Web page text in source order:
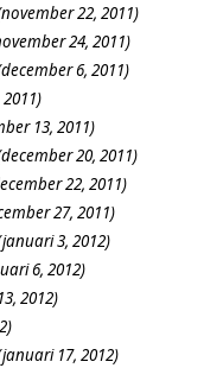
22, 2011)
24, 2011)
6, 2011)
13, 2011)
20, 2011)
22, 2011)
27, 2011)
3, 2012)
6, 2012)
2012)
17, 2012)